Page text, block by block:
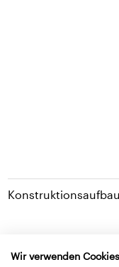
Wir verwenden Cookies